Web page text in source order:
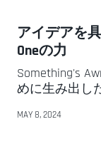
アイデアを
Oneの力
Something's
めに生み出し
MAY 8, 2024